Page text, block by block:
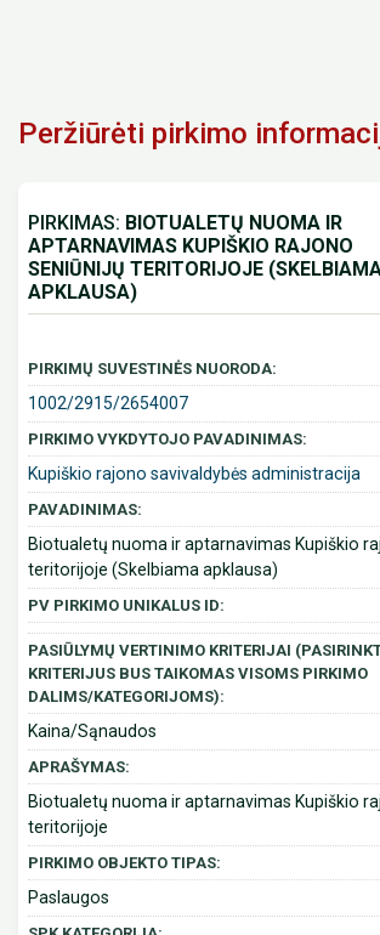
Peržiūrėti pirkimo
PIRKIMAS: BIOTUALETŲ NUOMA IR
APTARNAVIMAS KUPIŠKIO RAJONO
SENIŪNIJŲ TERITORIJOJE
APKLAUSA)
PIRKIMŲ SUVESTINĖS NUORODA:
1002/2915/2654007
PIRKIMO VYKDYTOJO PAVADINIMAS:
Kupiškio rajono savivaldybės administracija
PAVADINIMAS:
Biotualetų nuoma ir aptarnavimas Kupiškio
teritorijoje (Skelbiama apklausa)
PV PIRKIMO UNIKALUS ID:
PASIŪLYMŲ VERTINIMO KRITERIJAI
KRITERIJUS BUS TAIKOMAS VISOMS PIRKIMO
DALIMS/KATEGORIJOMS):
Kaina/Sąnaudos
APRAŠYMAS:
Biotualetų nuoma ir aptarnavimas Kupiškio
teritorijoje
PIRKIMO OBJEKTO TIPAS:
Paslaugos